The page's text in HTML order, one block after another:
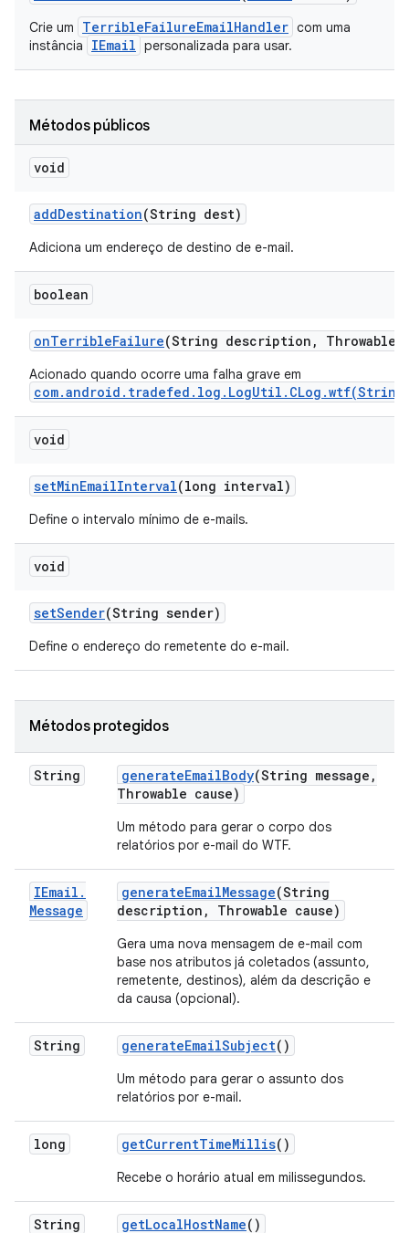
Crie um TerribleFailureEmailHandler com uma
instância
IEmail personalizada para usar.
Métodos públicos
void
addDestination(String dest)
Adiciona um endereço de destino de e-mail.
boolean
onTerribleFailure(String description , Throwable
Acionado quando ocorre uma falha grave em
void
setMinEmailInterval(long interval)
Define o intervalo mínimo de e-mails.
void
setSender(String sender)
Define o endereço do remetente do e-mail.
Métodos protegidos
String generateEmailBody(String message ,
Throwable cause)
Um método para gerar o corpo dos
relatórios por e-mail do WTF.
IEmail .
Message
generateEmailMessage(String
description , Throwable cause)
Gera uma nova mensagem de e-mail com
base nos atributos já coletados (assunto,
remetente, destinos), além da descrição e
da causa (opcional).
String generateEmailSubject()
Um método para gerar o assunto dos
relatórios por e-mail.
long getCurrentTimeMillis()
Recebe o horário atual em milissegundos.
String getLocalHostName()